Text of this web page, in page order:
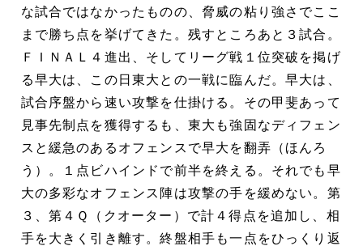
な試合ではなかったものの、脅威の粘り強さでここ
まで勝ち点を挙げてきた。残すところあと３試合。
ＦＩＮＡＬ４進出、そしてリーグ戦１位突破を掲げ
る早大は、この日東大との一戦に臨んだ。早大は、
試合序盤から速い攻撃を仕掛ける。その甲斐あって
見事先制点を獲得するも、東大も強固なディフェン
スと緩急のあるオフェンスで早大を翻弄（ほんろ
う）。１点ビハインドで前半を終える。それでも早
大の多彩なオフェンス陣は攻撃の手を緩めない。第
３、第４Ｑ（クオーター）で計４得点を追加し、相
手を大きく引き離す。終盤相手も一点をひっくり返